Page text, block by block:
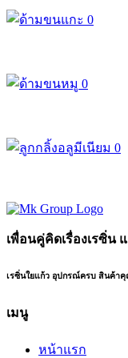
เพื่อนคู่คิดเรื่องเรซิ่น
เรซิ่นใยแก้ว อุปกรณ์ครบ สินค้า
เมนู
หน้าแรก